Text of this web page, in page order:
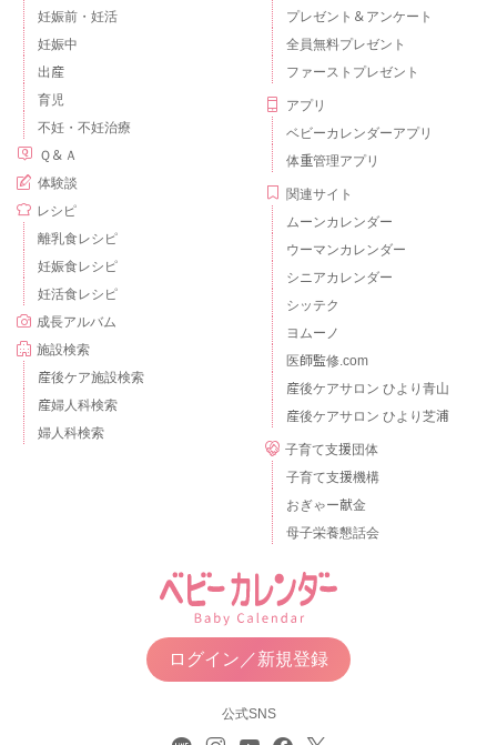
妊娠前・妊活
妊娠中
出産
育児
不妊・不妊治療
Ｑ＆Ａ
体験談
レシピ
離乳食レシピ
妊娠食レシピ
妊活食レシピ
成長アルバム
施設検索
産後ケア施設検索
産婦人科検索
婦人科検索
プレゼント＆アンケート
全員無料プレゼント
ファーストプレゼント
アプリ
ベビーカレンダーアプリ
体重管理アプリ
関連サイト
ムーンカレンダー
ウーマンカレンダー
シニアカレンダー
シッテク
ヨムーノ
医師監修.com
産後ケアサロン ひより青山
産後ケアサロン ひより芝浦
子育て支援団体
子育て支援機構
おぎゃー献金
母子栄養懇話会
ログイン／新規登録
公式SNS